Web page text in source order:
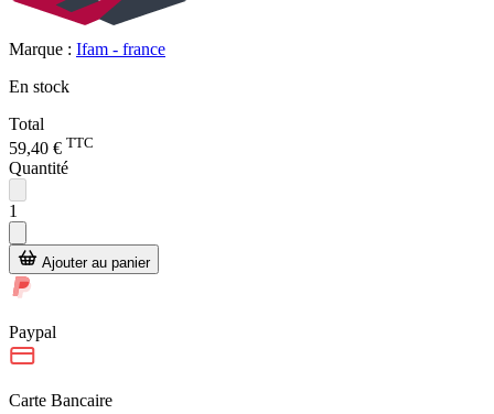
Marque : Ifam - france
En stock
Total
59,40 € TTC
Quantité
1
Ajouter au panier
Paypal
Carte Bancaire